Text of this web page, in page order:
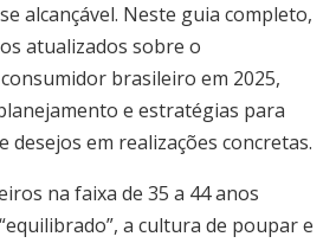
alcançável. Neste guia completo,
atualizados sobre o
brasileiro em 2025,
e estratégias para
desejos em realizações concretas.
na faixa de 35 a 44 anos
a cultura de poupar e